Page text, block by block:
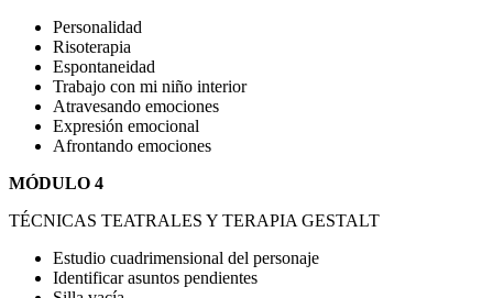
Personalidad
Risoterapia
Espontaneidad
Trabajo con mi niño interior
Atravesando emociones
Expresión emocional
Afrontando emociones
MÓDULO 4
TÉCNICAS TEATRALES Y TERAPIA GESTALT
Estudio cuadrimensional del personaje
Identificar asuntos pendientes